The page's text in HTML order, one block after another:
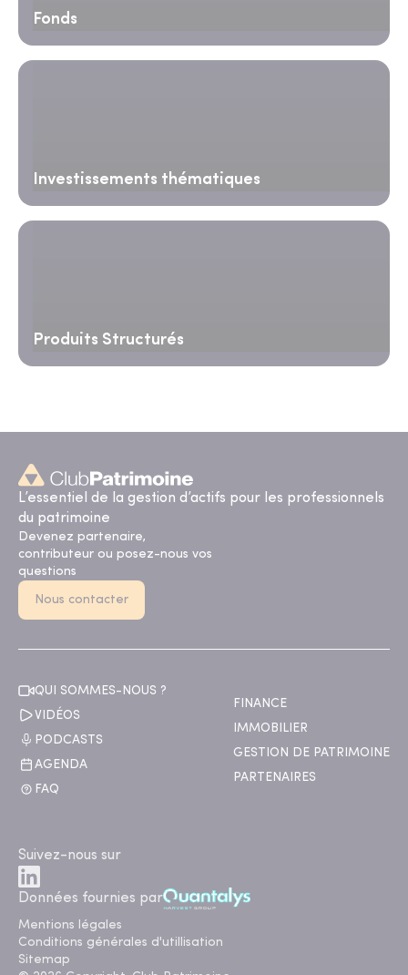
Fonds
Investissements thématiques
Produits Structurés
L’essentiel de la gestion d’actifs pour les professionnels
du patrimoine
Devenez partenaire,
contributeur ou posez-nous vos
questions
Nous contacter
QUI SOMMES-NOUS ?
VIDÉOS
PODCASTS
AGENDA
FAQ
FINANCE
IMMOBILIER
GESTION DE PATRIMOINE
PARTENAIRES
Suivez-nous sur
Données fournies par
Mentions légales
Conditions générales d'utillisation
Sitemap